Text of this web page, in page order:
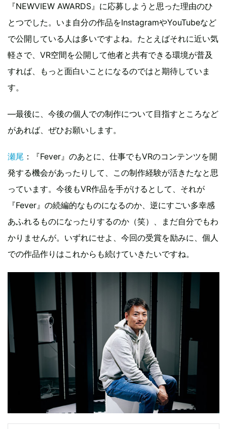
『NEWVIEW AWARDS』に応募しようと思った理由のひ
とつでした。いま自分の作品をInstagramやYouTubeなど
で公開している人は多いですよね。たとえばそれに近い気
軽さで、VR空間を公開して他者と共有できる環境が普及
すれば、もっと面白いことになるのではと期待していま
す。
—最後に、今後の個人での制作について目指すところなど
があれば、ぜひお願いします。
瀬尾 ：『Fever』のあとに、仕事でもVRのコンテンツを開
発する機会があったりして、この制作経験が活きたなと思
っています。今後もVR作品を手がけるとして、それが
『Fever』の続編的なものになるのか、逆にすごい多幸感
あふれるものになったりするのか（笑）、まだ自分でもわ
かりませんが。いずれにせよ、今回の受賞を励みに、個人
での作品作りはこれからも続けていきたいですね。